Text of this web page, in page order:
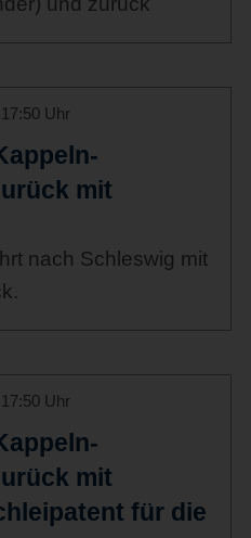
Uhr
mit
nach Schleswig mit
Uhr
mit
für die